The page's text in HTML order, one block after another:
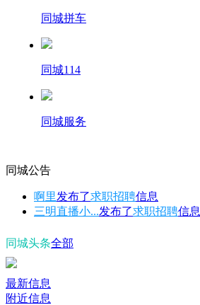
同城拼车
同城114
同城服务
同城公告
啊里发布了求职招聘信息
三明直播小...发布了求职招聘信息
同城头条全部
最新信息
附近信息